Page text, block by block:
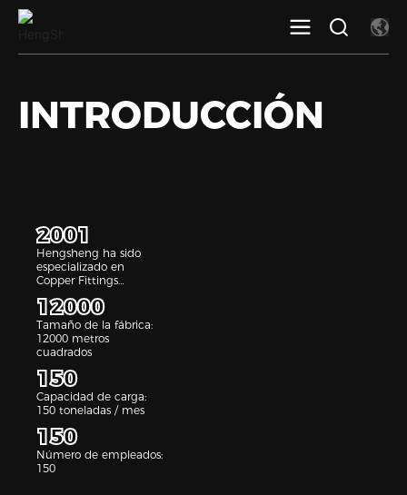
INTRODUCCIÓN
2001
Hengsheng ha sido
especializado en
Copper Fittings
12000
Tamaño de la fábrica:
12000 metros
cuadrados
150
Capacidad de carga:
150 toneladas / mes
150
Número de empleados:
150